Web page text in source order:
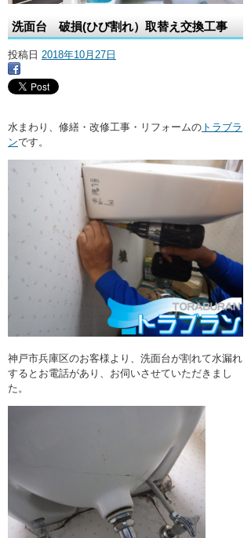
・水栓金具の取替え
・ここに水栓がほしい
洗面台 破損(ひび割れ）取替え交換工事
投稿日 2018年10月27日
水まわり、修繕・改修工事・リフォームの トラブラ
ンです。
神戸市兵庫区のお客様より、洗面台が割れて水漏れ
するとお電話があり、お伺いさせていただきまし
た。